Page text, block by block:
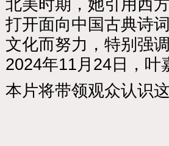
北美时期，她引用西
打开面向中国古典诗
文化而努力，特别强
2024年11月24日，叶
本片将带领观众认识